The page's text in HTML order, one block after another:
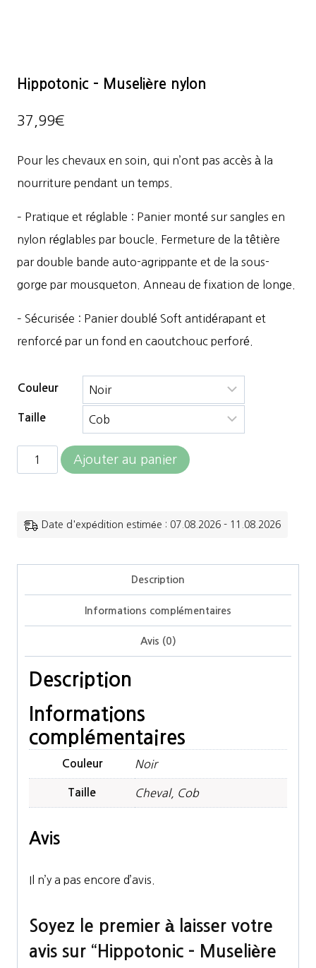
Hippotonic – Muselière nylon
37,99€
Pour les chevaux en soin, qui n’ont pas accès à la
nourriture pendant un temps.
– Pratique et réglable : Panier monté sur sangles en
nylon réglables par boucle. Fermeture de la têtière
par double bande auto-agrippante et de la sous-
gorge par mousqueton. Anneau de fixation de longe.
– Sécurisée : Panier doublé Soft antidérapant et
renforcé par un fond en caoutchouc perforé.
Couleur
Taille
quantité
Ajouter au panier
Date d'expédition estimée : 07.08.2026 - 11.08.2026
Description
Informations complémentaires
Avis (0)
Description
Informations
complémentaires
Couleur Noir
Taille Cheval, Cob
Avis
Il n’y a pas encore d’avis.
Soyez le premier à laisser votre
avis sur “Hippotonic – Muselière